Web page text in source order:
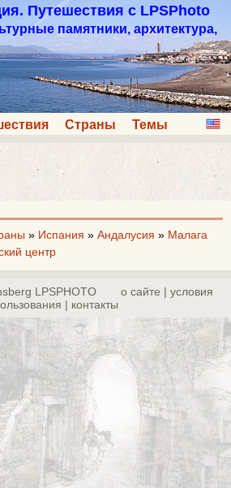
Путешествия с LPSPhoto
памятники, архитектура,
Страны Темы
» Испания » Андалусия » Малага
центр
LPSPHOTO
о сайте | yсловия
| контакты